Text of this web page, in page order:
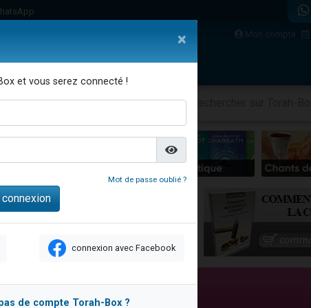
Sauvez la jambe de Yohan
Zoom
Tsédaka : pauvres d'Israel
Mon compte
Texte Musique Paracha Divertissements
×
et vous serez connecté !
Mot de passe oublié ?
connexion avec Facebook
de compte Torah-Box ?